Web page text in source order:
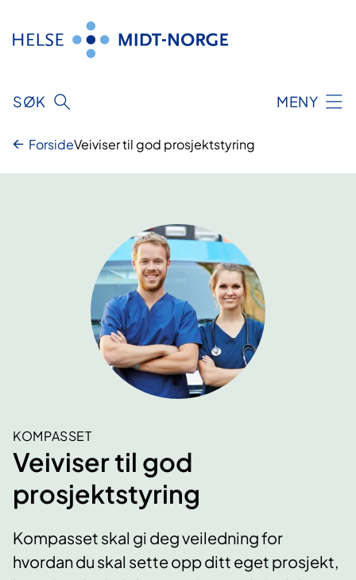
innhold
SØK MENY
ForsideVeiviser til god prosjektstyring
KOMPASSET
Veiviser til god
prosjektstyring
Kompasset skal gi deg veiledning for
hvordan du skal sette opp ditt eget prosjekt,